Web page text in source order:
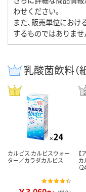
わせください。
また、販売単位におけ
するものではありませ
乳酸菌飲料（
カルピス カルピスウォー
ター／カラダカルピス
【
カ
（